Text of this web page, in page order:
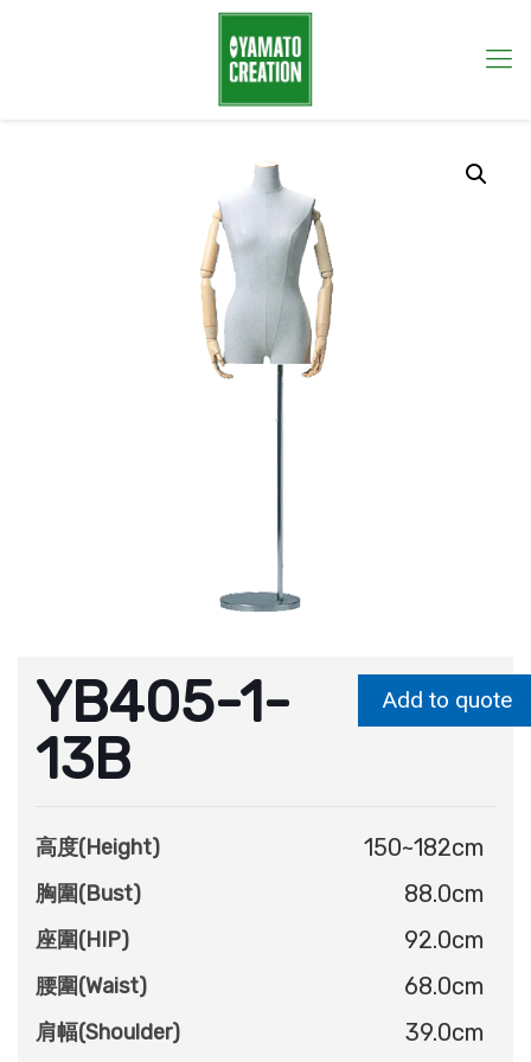
YB405-1-
13B
Add to quote
高度(Height) 150~182cm
胸圍(Bust) 88.0cm
座圍(HIP) 92.0cm
腰圍(Waist) 68.0cm
肩幅(Shoulder) 39.0cm